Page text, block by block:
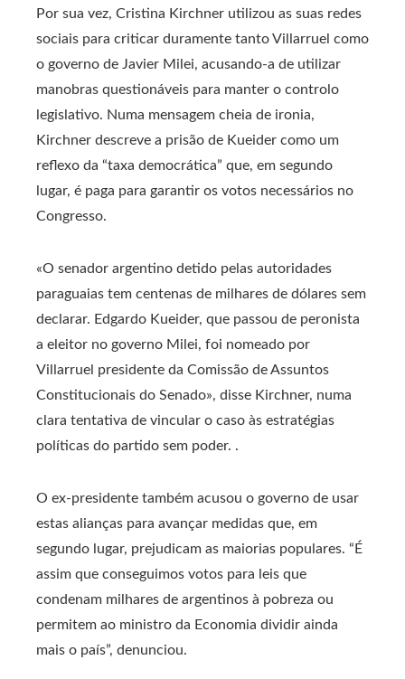
Por sua vez, Cristina Kirchner utilizou as suas redes
sociais para criticar duramente tanto Villarruel como
o governo de Javier Milei, acusando-a de utilizar
manobras questionáveis ​​para manter o controlo
legislativo. Numa mensagem cheia de ironia,
Kirchner descreve a prisão de Kueider como um
reflexo da “taxa democrática” que, em segundo
lugar, é paga para garantir os votos necessários no
Congresso.
«O senador argentino detido pelas autoridades
paraguaias tem centenas de milhares de dólares sem
declarar. Edgardo Kueider, que passou de peronista
a eleitor no governo Milei, foi nomeado por
Villarruel presidente da Comissão de Assuntos
Constitucionais do Senado», disse Kirchner, numa
clara tentativa de vincular o caso às estratégias
políticas do partido sem poder. .
O ex-presidente também acusou o governo de usar
estas alianças para avançar medidas que, em
segundo lugar, prejudicam as maiorias populares. “É
assim que conseguimos votos para leis que
condenam milhares de argentinos à pobreza ou
permitem ao ministro da Economia dividir ainda
mais o país”, denunciou.